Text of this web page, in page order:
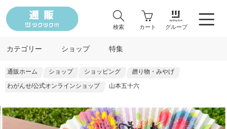
検索 カート グループ
カテゴリー ショップ 特集
通販ホーム ショップ ショッピング
贈り物・みやげ
わがんせ/公式オンラインショップ
山本五十六